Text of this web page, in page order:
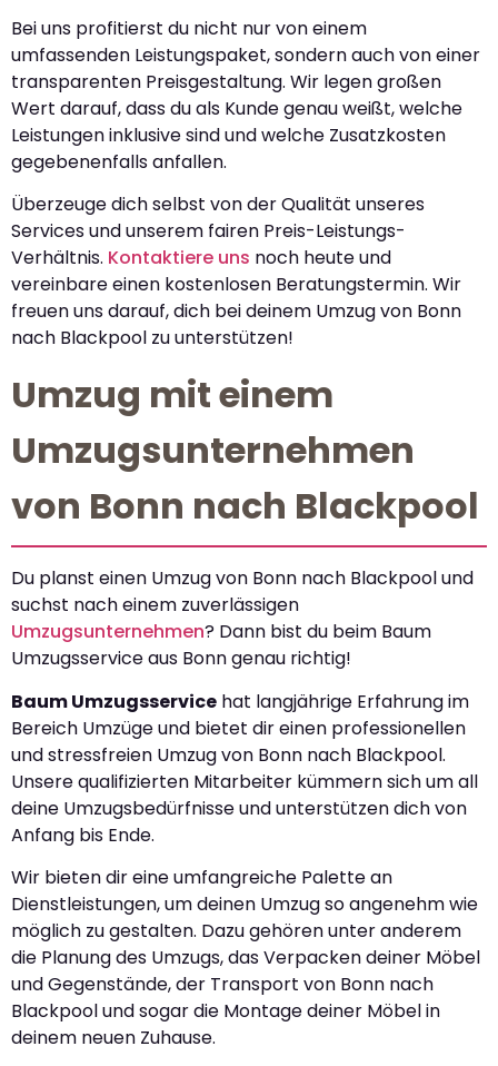
Bei uns profitierst du nicht nur von einem
umfassenden Leistungspaket, sondern auch von einer
transparenten Preisgestaltung. Wir legen großen
Wert darauf, dass du als Kunde genau weißt, welche
Leistungen inklusive sind und welche Zusatzkosten
gegebenenfalls anfallen.
Überzeuge dich selbst von der Qualität unseres
Services und unserem fairen Preis-Leistungs-
Verhältnis. Kontaktiere uns noch heute und
vereinbare einen kostenlosen Beratungstermin. Wir
freuen uns darauf, dich bei deinem Umzug von Bonn
nach Blackpool zu unterstützen!
Umzug mit einem
Umzugsunternehmen
von Bonn nach Blackpool
Du planst einen Umzug von Bonn nach Blackpool und
suchst nach einem zuverlässigen
Umzugsunternehmen? Dann bist du beim Baum
Umzugsservice aus Bonn genau richtig!
Baum Umzugsservice hat langjährige Erfahrung im
Bereich Umzüge und bietet dir einen professionellen
und stressfreien Umzug von Bonn nach Blackpool.
Unsere qualifizierten Mitarbeiter kümmern sich um all
deine Umzugsbedürfnisse und unterstützen dich von
Anfang bis Ende.
Wir bieten dir eine umfangreiche Palette an
Dienstleistungen, um deinen Umzug so angenehm wie
möglich zu gestalten. Dazu gehören unter anderem
die Planung des Umzugs, das Verpacken deiner Möbel
und Gegenstände, der Transport von Bonn nach
Blackpool und sogar die Montage deiner Möbel in
deinem neuen Zuhause.